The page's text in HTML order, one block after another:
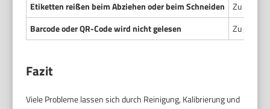
Etiketten reißen beim Abziehen oder beim Schneiden
Zu hohe
Barcode oder QR-Code wird nicht gelesen
Zu
Fazit
Viele Probleme lassen sich durch Reinigung, Kalibrierung und